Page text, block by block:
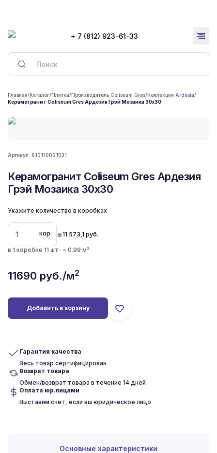
+ 7 (812) 923-61-33
Главная/Каталог/Плитка/Производитель Coliseum Gres/Коллекция Ardesia/
Керамогранит Coliseum Gres Ардезия Грэй Мозаика 30x30
Артикул: 610110001031
Керамогранит Coliseum Gres Ардезия
Грэй Мозаика 30x30
Укажите количество в коробках
кор. =11 573,1 руб.
в 1 коробке 11 шт · ≈ 0.99 м²
11690 руб./м2
Добавить в корзину
Гарантия качества
Весь товар сертифицирован
Возврат товара
Обмен/возврат товара в течение 14 дней
Оплата юр.лицами
Выставим счет, если вы юридическое лицо
Основные характеристики